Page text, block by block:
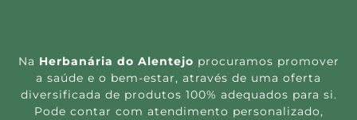
Na Herbanária do Alentejo procuramos promover
a saúde e o bem-estar, através de uma oferta
diversificada de produtos 100% adequados para si.
Pode contar com atendimento personalizado,